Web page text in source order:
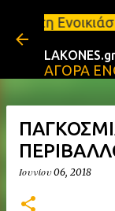
LAKONES.gr
ΑΓΟΡΑ
Ιουνίου 06, 2018